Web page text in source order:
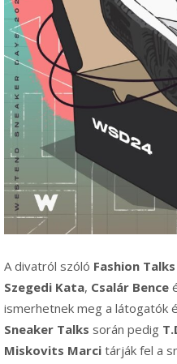
A divatról szóló Fashion
Szegedi Kata, Csalár Bence
ismerhetnek meg a látogatók
Sneaker Talks során pedig
Miskovits Marci tárják fel a